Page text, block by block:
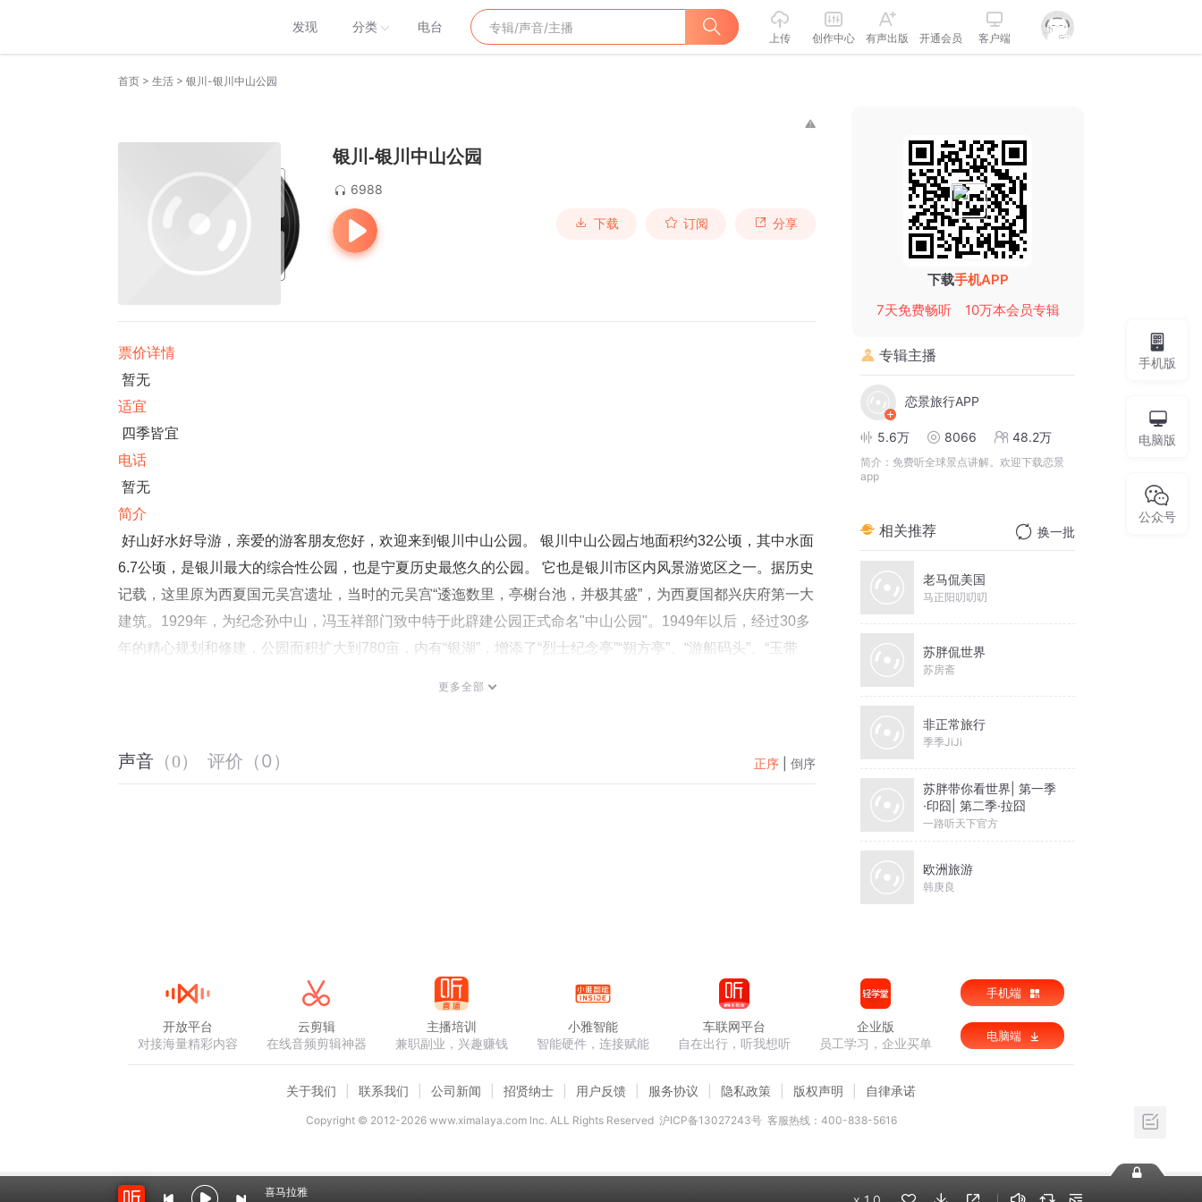
发现 分类 电台
上传 创作中心 有声出版 开通会员 客户端
首页 > 生活 > 银川-银川中山公园
银川-银川中山公园
6988
下载 订阅 分享
票价详情
暂无
适宜
四季皆宜
电话
暂无
简介
好山好水好导游，亲爱的游客朋友您好，欢迎来到银川中山公园。 银川中山公园占地面积约32公顷，其中水面
6.7公顷，是银川最大的综合性公园，也是宁夏历史最悠久的公园。 它也是银川市区内风景游览区之一。据历史
记载，这里原为西夏国元吴宫遗址，当时的元吴宫“逶迤数里，亭榭台池，并极其盛”，为西夏国都兴庆府第一大
建筑。1929年，为纪念孙中山，冯玉祥部门致中特于此辟建公园正式命名"中山公园"。1949年以后，经过30多
年的精心规划和修建，公园面积扩大到780亩，内有“银湖”，增添了“烈士纪念亭”“朔方亭”、“游船码头”、“玉带
乐游憩的中心同时也是宁夏大型庆典活动的最佳场所。 好了，先为您介绍到这儿，现在就让我们一起走进中山
更多全部
声音 （0） 评价 （0 ） 正序 倒序
下载手机APP
7天免费畅听
10万本会员专辑
专辑主播
恋景旅行APP
5.6万 8066 48.2万
简介： 免费听全球景点讲解。欢迎下载恋景
app
相关推荐 换一批
老马侃美国
马正阳叨叨叨
苏胖侃世界
苏房斋
非正常旅行
季季JiJi
苏胖带你看世界| 第一季
·印囧| 第二季·拉囧
一路听天下官方
欧洲旅游
韩庚良
手机版
电脑版
公众号
喜马拉雅
开放平台
对接海量精彩内容
云剪辑
在线音频剪辑神器
主播培训
兼职副业，兴趣赚钱
小雅智能
智能硬件，连接赋能
车联网平台
自在出行，听我想听
企业版
员工学习，企业买单
手机端
电脑端
关于我们 联系我们 公司新闻 招贤纳士 用户反馈 服务协议 隐私政策 版权声明 自律承诺
Copyright © 2012-2026www.ximalaya.com lnc. ALL Rights Reserved 沪ICP备13027243号 客服热线：400-838-5616